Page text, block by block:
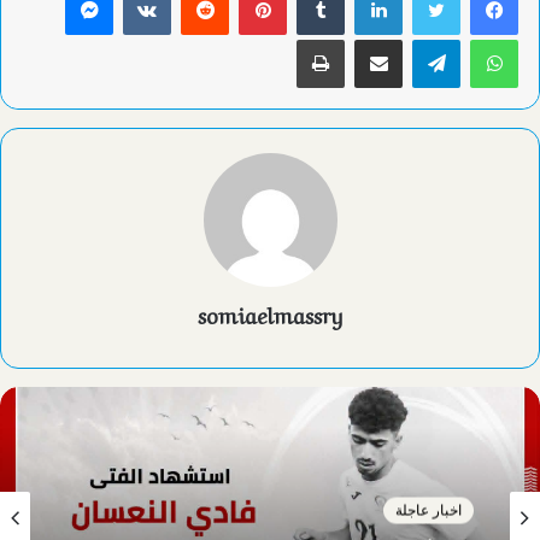
واتساب تيلقرام مشاركة عبر البريد طباعة
somiaelmassry
اخبار عاجلة